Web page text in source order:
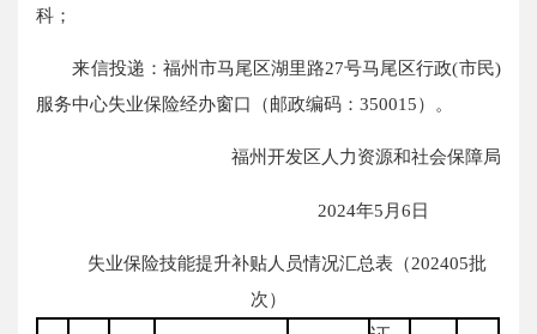
科；
来信投递：福州市马尾区湖里路27号马尾区行政(市民)
服务中心失业保险经办窗口（邮政编码：350015）。
福州开发区人力资源和社会保障局
2024年5月6日
失业保险技能提升补贴人员情况汇总表（202405批
次）